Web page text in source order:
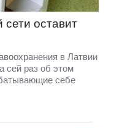
оставит
в Латвии
сей раз об этом
себе